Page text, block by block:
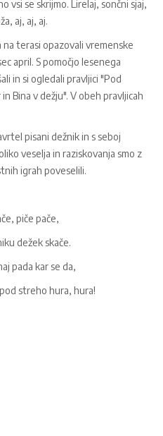
vsi se skrijmo. Lirelaj, sončni sjaj,
aj, aj, aj.
terasi opazovali vremenske
april. S pomočjo lesenega
in si ogledali pravljici "Pod
Bina v dežju". V obeh pravljicah
pisani dežnik in s seboj
veselja in raziskovanja smo z
igrah poveselili.
piče pače,
dežek skače.
pada kar se da,
streho hura, hura!